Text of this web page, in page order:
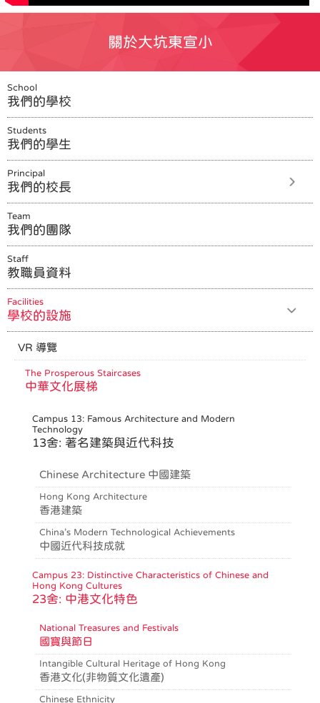
關於大坑東宣小
School
我們的學校
Students
我們的學生
Principal
我們的校長
Team
我們的團隊
Staff
教職員資料
Facilities
學校的設施
VR 導覽
The Prosperous Staircases
中華文化展梯
Campus 13: Famous Architecture and Modern
Technology
13舍: 著名建築與近代科技
Chinese Architecture 中國建築
Hong Kong Architecture
香港建築
China’s Modern Technological Achievements
中國近代科技成就
Campus 23: Distinctive Characteristics of Chinese and
Hong Kong Cultures
23舍: 中港文化特色
National Treasures and Festivals
國寶與節日
Intangible Cultural Heritage of Hong Kong
香港文化(非物質文化遺產)
Chinese Ethnicity